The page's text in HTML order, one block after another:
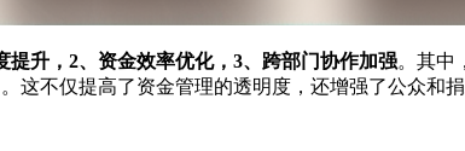
提升，2、资金效率优化，3、跨部门协作加强。其中
不仅提高了资金管理的透明度，还增强了公众和